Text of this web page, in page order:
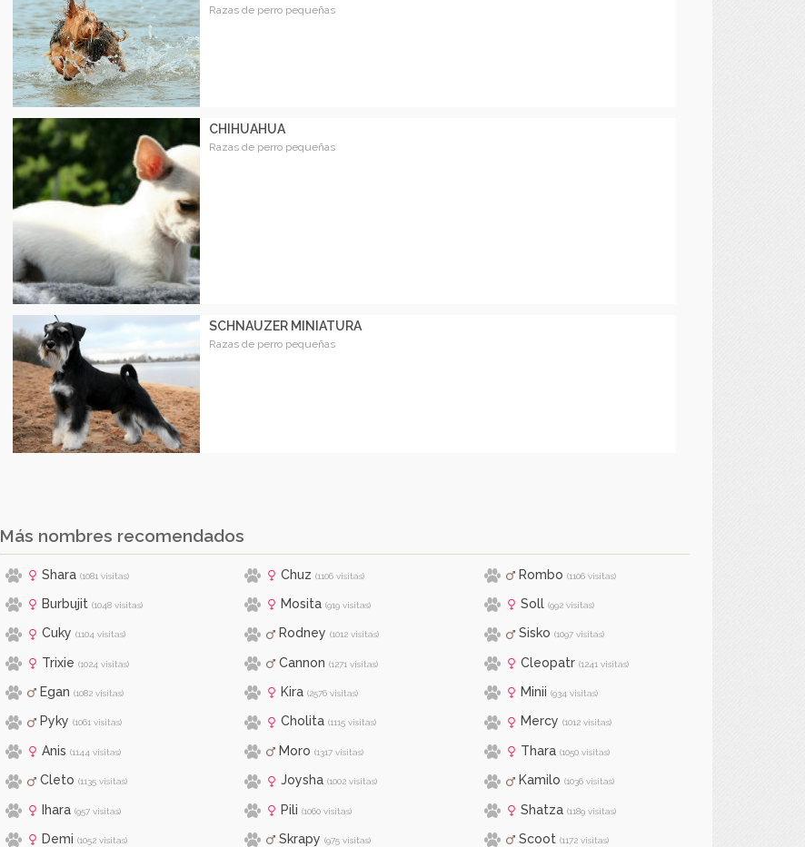
Razas de perro pequeñas
CHIHUAHUA
Razas de perro pequeñas
SCHNAUZER MINIATURA
Razas de perro pequeñas
Más nombres recomendados
Shara (1081 visitas) Chuz (1106 visitas) Rombo (1106 visitas)
Burbujit (1048 visitas) Mosita (919 visitas) Soll (992 visitas)
Cuky (1104 visitas) Rodney (1012 visitas) Sisko (1097 visitas)
Trixie (1024 visitas) Cannon (1271 visitas) Cleopatr (1241 visitas)
Egan (1082 visitas) Kira (2576 visitas) Minii (934 visitas)
Pyky (1061 visitas) Cholita (1115 visitas) Mercy (1012 visitas)
Anis (1144 visitas) Moro (1317 visitas) Thara (1050 visitas)
Cleto (1135 visitas) Joysha (1002 visitas) Kamilo (1036 visitas)
Ihara (957 visitas) Pili (1060 visitas) Shatza (1189 visitas)
Demi (1052 visitas) Skrapy (975 visitas) Scoot (1172 visitas)